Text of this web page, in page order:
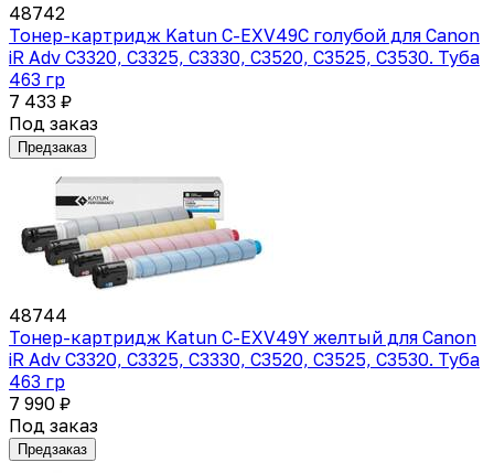
48742
Тонер-картридж Katun C-EXV49C голубой для Canon
iR Adv C3320, C3325, C3330, C3520, C3525, C3530. Туба
463 гр
7 433 ₽
Под заказ
Предзаказ
48744
Тонер-картридж Katun C-EXV49Y желтый для Canon
iR Adv C3320, C3325, C3330, C3520, C3525, C3530. Туба
463 гр
7 990 ₽
Под заказ
Предзаказ